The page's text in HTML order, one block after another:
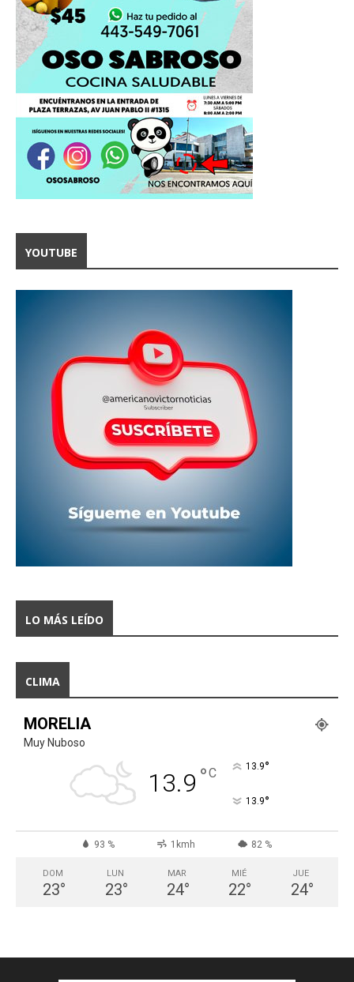
YOUTUBE
LO MÁS LEÍDO
CLIMA
MORELIA
Muy Nuboso
13.9 °C 13.9°
13.9°
93 % 1kmh 82 %
DOM
23°
LUN
23°
MAR
24°
MIÉ
22°
JUE
24°